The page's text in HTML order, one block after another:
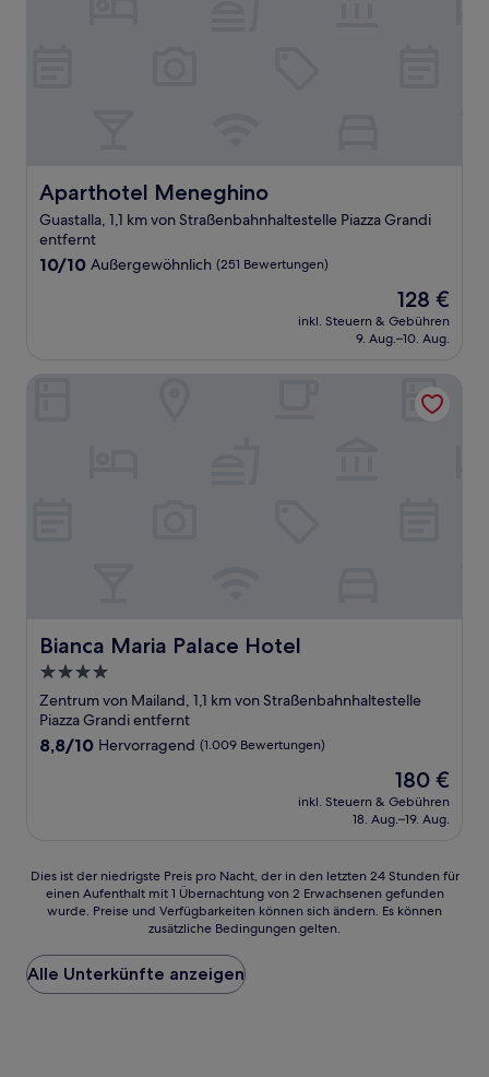
Aparthotel Meneghino
Aparthotel Meneghino
Guastalla, 1,1 km von Straßenbahnhaltestelle Piazza Grandi
entfernt
10.0
10/10 Außergewöhnlich (251 Bewertungen)
Der
Preis
beträgt
128 €
inkl. Steuern & Gebühren
9. Aug.–10. Aug.
Bianca Maria Palace Hotel
Bianca Maria Palace Hotel
4.0-
Sterne-
Unterkunft
Zentrum von Mailand, 1,1 km von Straßenbahnhaltestelle
Piazza Grandi entfernt
8.8
8,8/10 Hervorragend (1.009 Bewertungen)
Der
Preis
beträgt
180 €
inkl. Steuern & Gebühren
18. Aug.–19. Aug.
Dies
der
Preis
pro
Nacht,
Dies ist der niedrigste Preis pro Nacht, der in den letzten 24 Stunden für
einen Aufenthalt mit 1 Übernachtung von 2 Erwachsenen gefunden
wurde. Preise und Verfügbarkeiten können sich ändern. Es können
zusätzliche Bedingungen gelten.
Alle Unterkünfte anzeigen